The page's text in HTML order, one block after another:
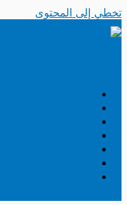
تخطي إلى المحتوى